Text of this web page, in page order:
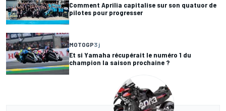
Comment Aprilia capitalise sur son quatuor de
pilotes pour progresser
MOTOGP3 j
Et si Yamaha récupérait le numéro 1 du
champion la saison prochaine ?